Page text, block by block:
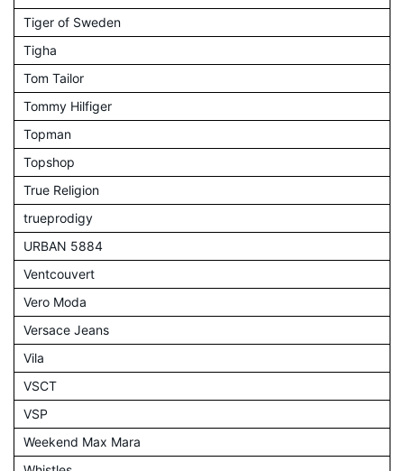
Tiger of Sweden
Tigha
Tom Tailor
Tommy Hilfiger
Topman
Topshop
True Religion
trueprodigy
URBAN 5884
Ventcouvert
Vero Moda
Versace Jeans
Vila
VSCT
VSP
Weekend Max Mara